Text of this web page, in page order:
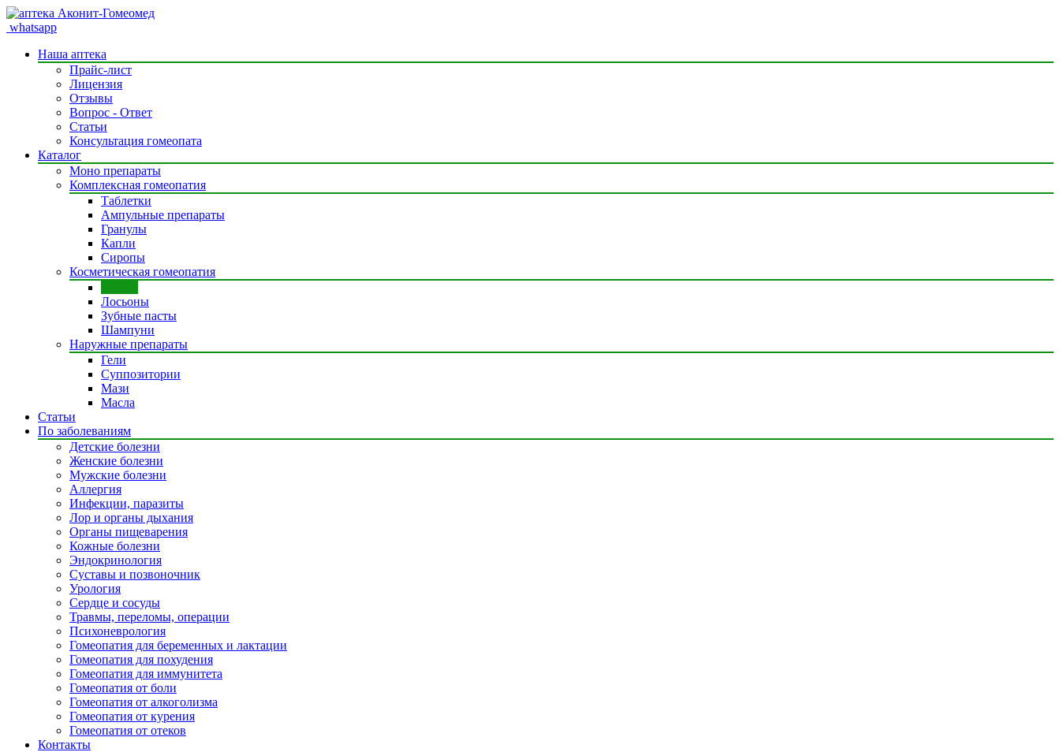
whatsapp
Наша аптека
Прайс-лист
Лицензия
Отзывы
Вопрос - Ответ
Статьи
Консультация гомеопата
Каталог
Моно препараты
Комплексная гомеопатия
Таблетки
Ампульные препараты
Гранулы
Капли
Сиропы
Косметическая гомеопатия
Лосьоны
Зубные пасты
Шампуни
Наружные препараты
Гели
Суппозитории
Мази
Масла
Статьи
По заболеваниям
Детские болезни
Женские болезни
Мужские болезни
Аллергия
Инфекции, паразиты
Лор и органы дыхания
Органы пищеварения
Кожные болезни
Эндокринология
Суставы и позвоночник
Урология
Сердце и сосуды
Травмы, переломы, операции
Психоневрология
Гомеопатия для беременных и лактации
Гомеопатия для похудения
Гомеопатия для иммунитета
Гомеопатия от боли
Гомеопатия от алкоголизма
Гомеопатия от курения
Гомеопатия от отеков
Контакты